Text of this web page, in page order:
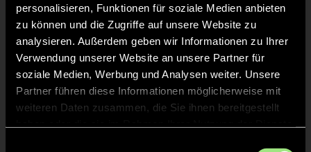
personalisieren, Funktionen für soziale Medien anbieten
zu können und die Zugriffe auf unsere Website zu
analysieren. Außerdem geben wir Informationen zu Ihrer
Verwendung unserer Website an unsere Partner für
soziale Medien, Werbung und Analysen weiter. Unsere
Partner führen diese Informationen möglicherweise mit
weiteren Daten zusammen, die Sie ihnen bereitgestellt
Staff
Russell GARCIA